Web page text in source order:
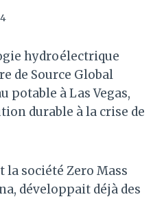
hydroélectrique
de Source Global
potable à Las Vegas,
durable à la crise de
la société Zero Mass
développait déjà des